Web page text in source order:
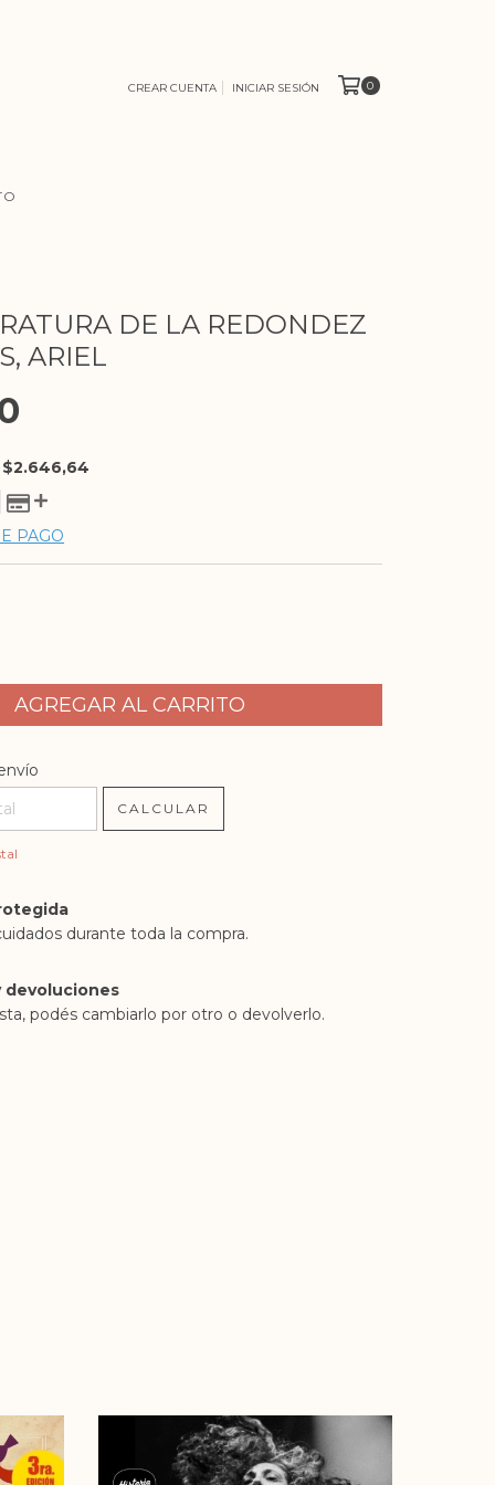
CREAR CUENTA INICIAR SESIÓN 0
DE LA REDONDEZ
ARIEL
$2.646,64
PAGO
CP:
CALCULAR
durante toda la compra.
devoluciones
podés cambiarlo por otro o devolverlo.